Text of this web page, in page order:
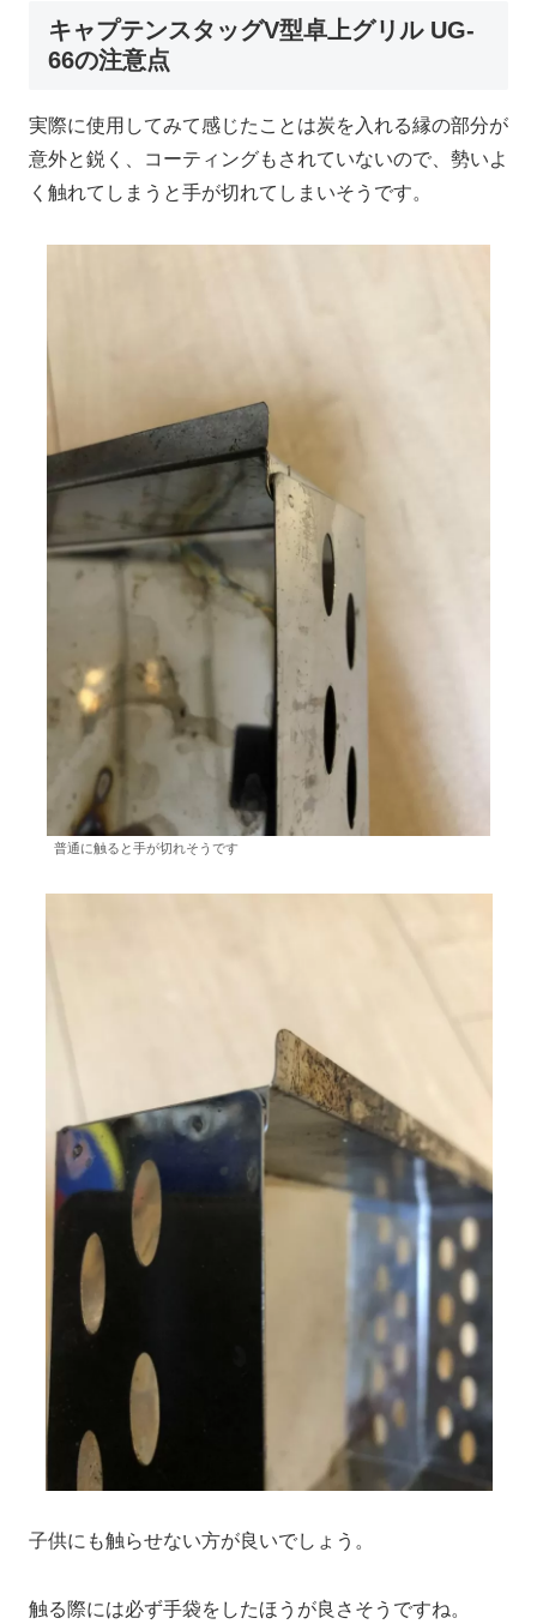
キャプテンスタッグV型卓上グリル UG-
66の注意点
実際に使用してみて感じたことは炭を入れる縁の部分が
意外と鋭く、コーティングもされていないので、勢いよ
く触れてしまうと手が切れてしまいそうです。
普通に触ると手が切れそうです
子供にも触らせない方が良いでしょう。
触る際には必ず手袋をしたほうが良さそうですね。